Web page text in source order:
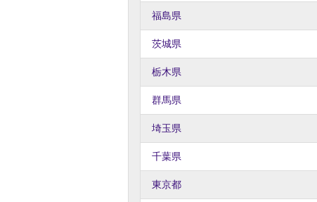
福島県
茨城県
栃木県
群馬県
埼玉県
千葉県
東京都